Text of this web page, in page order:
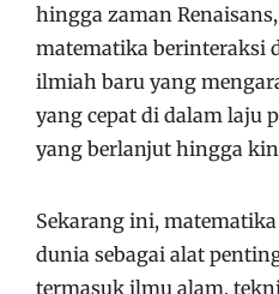
hingga zaman
matematika berinteraksi
ilmiah baru yang
yang cepat di dalam laju
yang berlanjut hingga
Sekarang ini,
dunia sebagai alat
termasuk ilmu alam,